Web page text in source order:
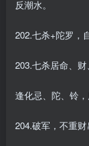
反潮水。
202.七杀+陀罗，
203.七杀居命、财
逢化忌、陀、铃，
204.破军，不重财